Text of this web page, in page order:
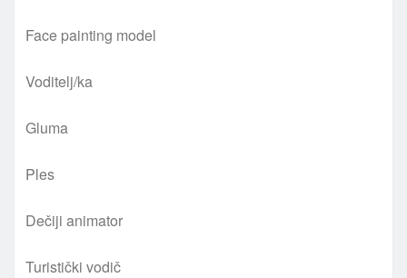
Face painting model
Voditelj/ka
Gluma
Ples
Dečiji animator
Turistički vodič